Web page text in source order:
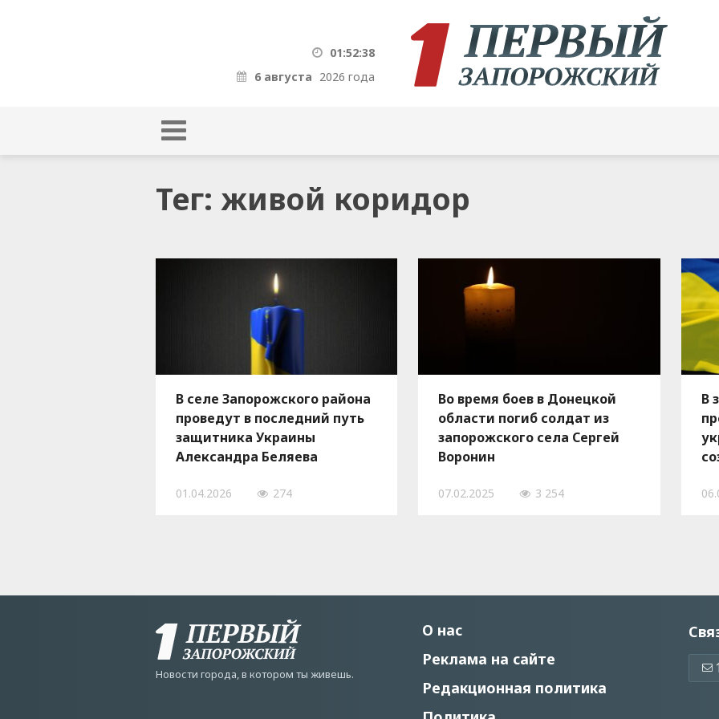
01:52:38
6 августа 2026 года
Тег: живой коридор
В селе Запорожского района
проведут в последний путь
защитника Украины
Александра Беляева
01.04.2026 274
Во время боев в Донецкой
области погиб солдат из
запорожского села Сергей
Воронин
07.02.2025 3 254
В
Новости города, в котором ты живешь.
О нас
Реклама на сайте
Редакционная политика